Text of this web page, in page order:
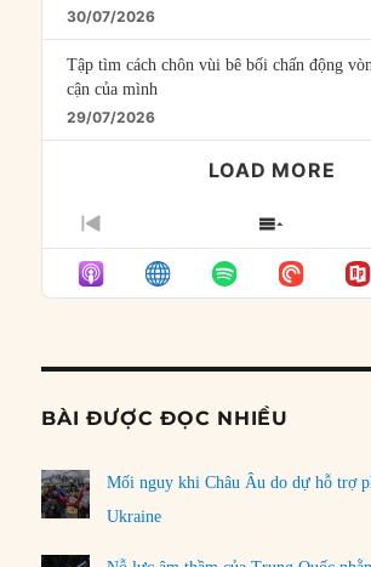
30/07/2026
Tập tìm cách chôn vùi bê bối chấn động
cận của mình
29/07/2026
LOAD MORE
PREVIOUS
EPISODE
SHOW
LIST
BÀI ĐƯỢC ĐỌC NHIỀU
Mối nguy khi Châu Âu do dự hỗ trợ
Ukraine